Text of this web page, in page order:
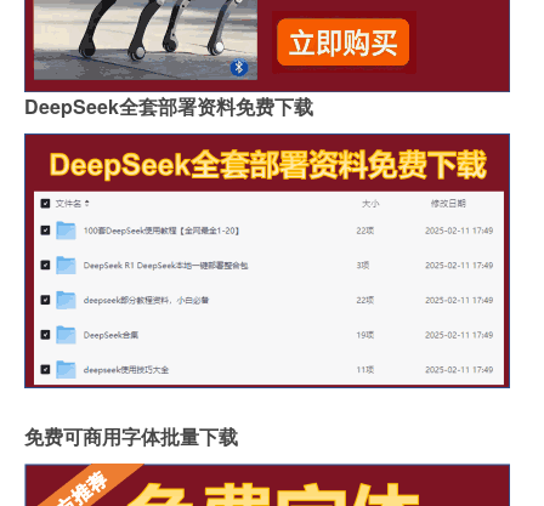
DeepSeek全套部署资料免费下载
免费可商用字体批量下载